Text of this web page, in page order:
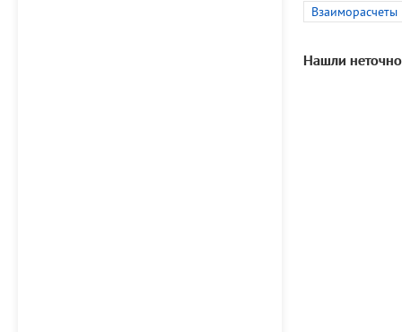
Взаиморасчеты
Нашли